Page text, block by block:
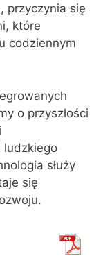
przyczynia się
które
codziennym
o przyszłości
ludzkiego
służy
się